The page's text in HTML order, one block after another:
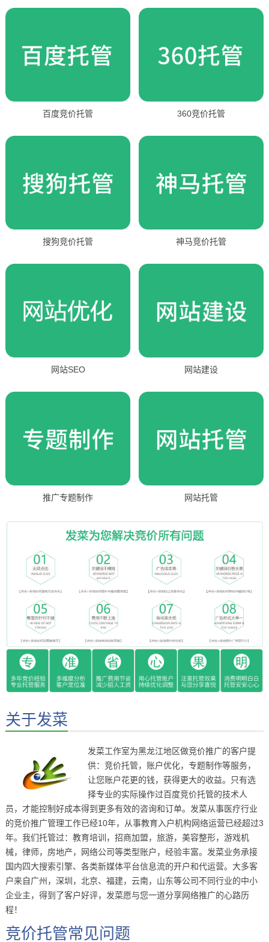
百度竞价托管 360竞价托管
搜狗竞价托管 神马竞价托管
网站SEO 网站建设
推广专题制作 网站托管
关于发菜
发菜工作室为黑龙江地区做竞价推广的客户提
供：竞价托管，账户优化，专题制作等服务，
让您账户花更的钱，获得更大的收益。只有选
择专业的实际操作过百度竞价托管的技术人
员，才能控制好成本得到更多有效的咨询和订单。发菜从事医疗行业
的竞价推广管理工作已经10年，从事教育入户机构网络运营已经超过3
年。我们托管过：教育培训，招商加盟，旅游，美容整形，游戏机
械，律师，房地产，网络公司等类型账户，经验丰富。发菜业务承接
国内四大搜索引擎、各类新媒体平台信息流的开户和代运营。大多客
户来自广州，深圳，北京、福建，云南，山东等公司不同行业的中小
企业主，得到了客户好评，发菜愿与您一道分享网络推广的心路历
程！
竞价托管常见问题